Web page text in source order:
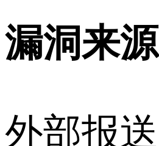
漏洞来源
外部报送